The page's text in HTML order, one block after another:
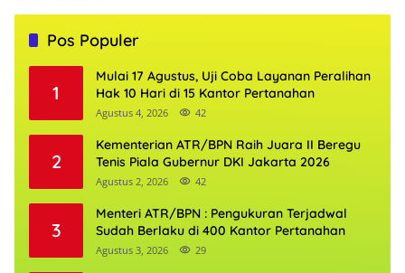
Pos Populer
1
Mulai 17 Agustus, Uji Coba Layanan Peralihan
Hak 10 Hari di 15 Kantor Pertanahan
Agustus 4, 2026 42
2
Kementerian ATR/BPN Raih Juara II Beregu
Tenis Piala Gubernur DKI Jakarta 2026
Agustus 2, 2026 42
3
Menteri ATR/BPN : Pengukuran Terjadwal
Sudah Berlaku di 400 Kantor Pertanahan
Agustus 3, 2026 29